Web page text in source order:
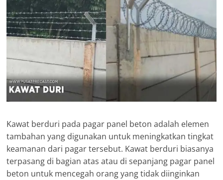
Kawat berduri pada pagar panel beton adalah elemen
tambahan yang digunakan untuk meningkatkan tingkat
keamanan dari pagar tersebut. Kawat berduri biasanya
terpasang di bagian atas atau di sepanjang pagar panel
beton untuk mencegah orang yang tidak diinginkan